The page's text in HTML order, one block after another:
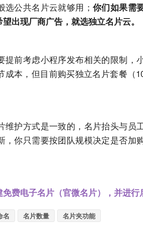
公共名片云就够用； 你们如果需
出现厂商广告，就选独立名片云。
提前考虑小程序发布相关的限制，
成本，但目前购买独立名片套餐（
维护方式是一致的，名片抬头与员
，你只需要按团队规模决定是否加
费电子名片（官微名片），并进行
名 名片数量 名片夹功能